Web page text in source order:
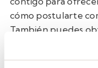
cómo postularte
También puedes
convertirse en